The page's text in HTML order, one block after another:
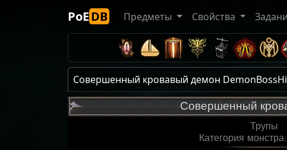
PoEDB Предметы Свойства
Совершенный кровавый демон
Совершенный
Трупы
Категория монстра: